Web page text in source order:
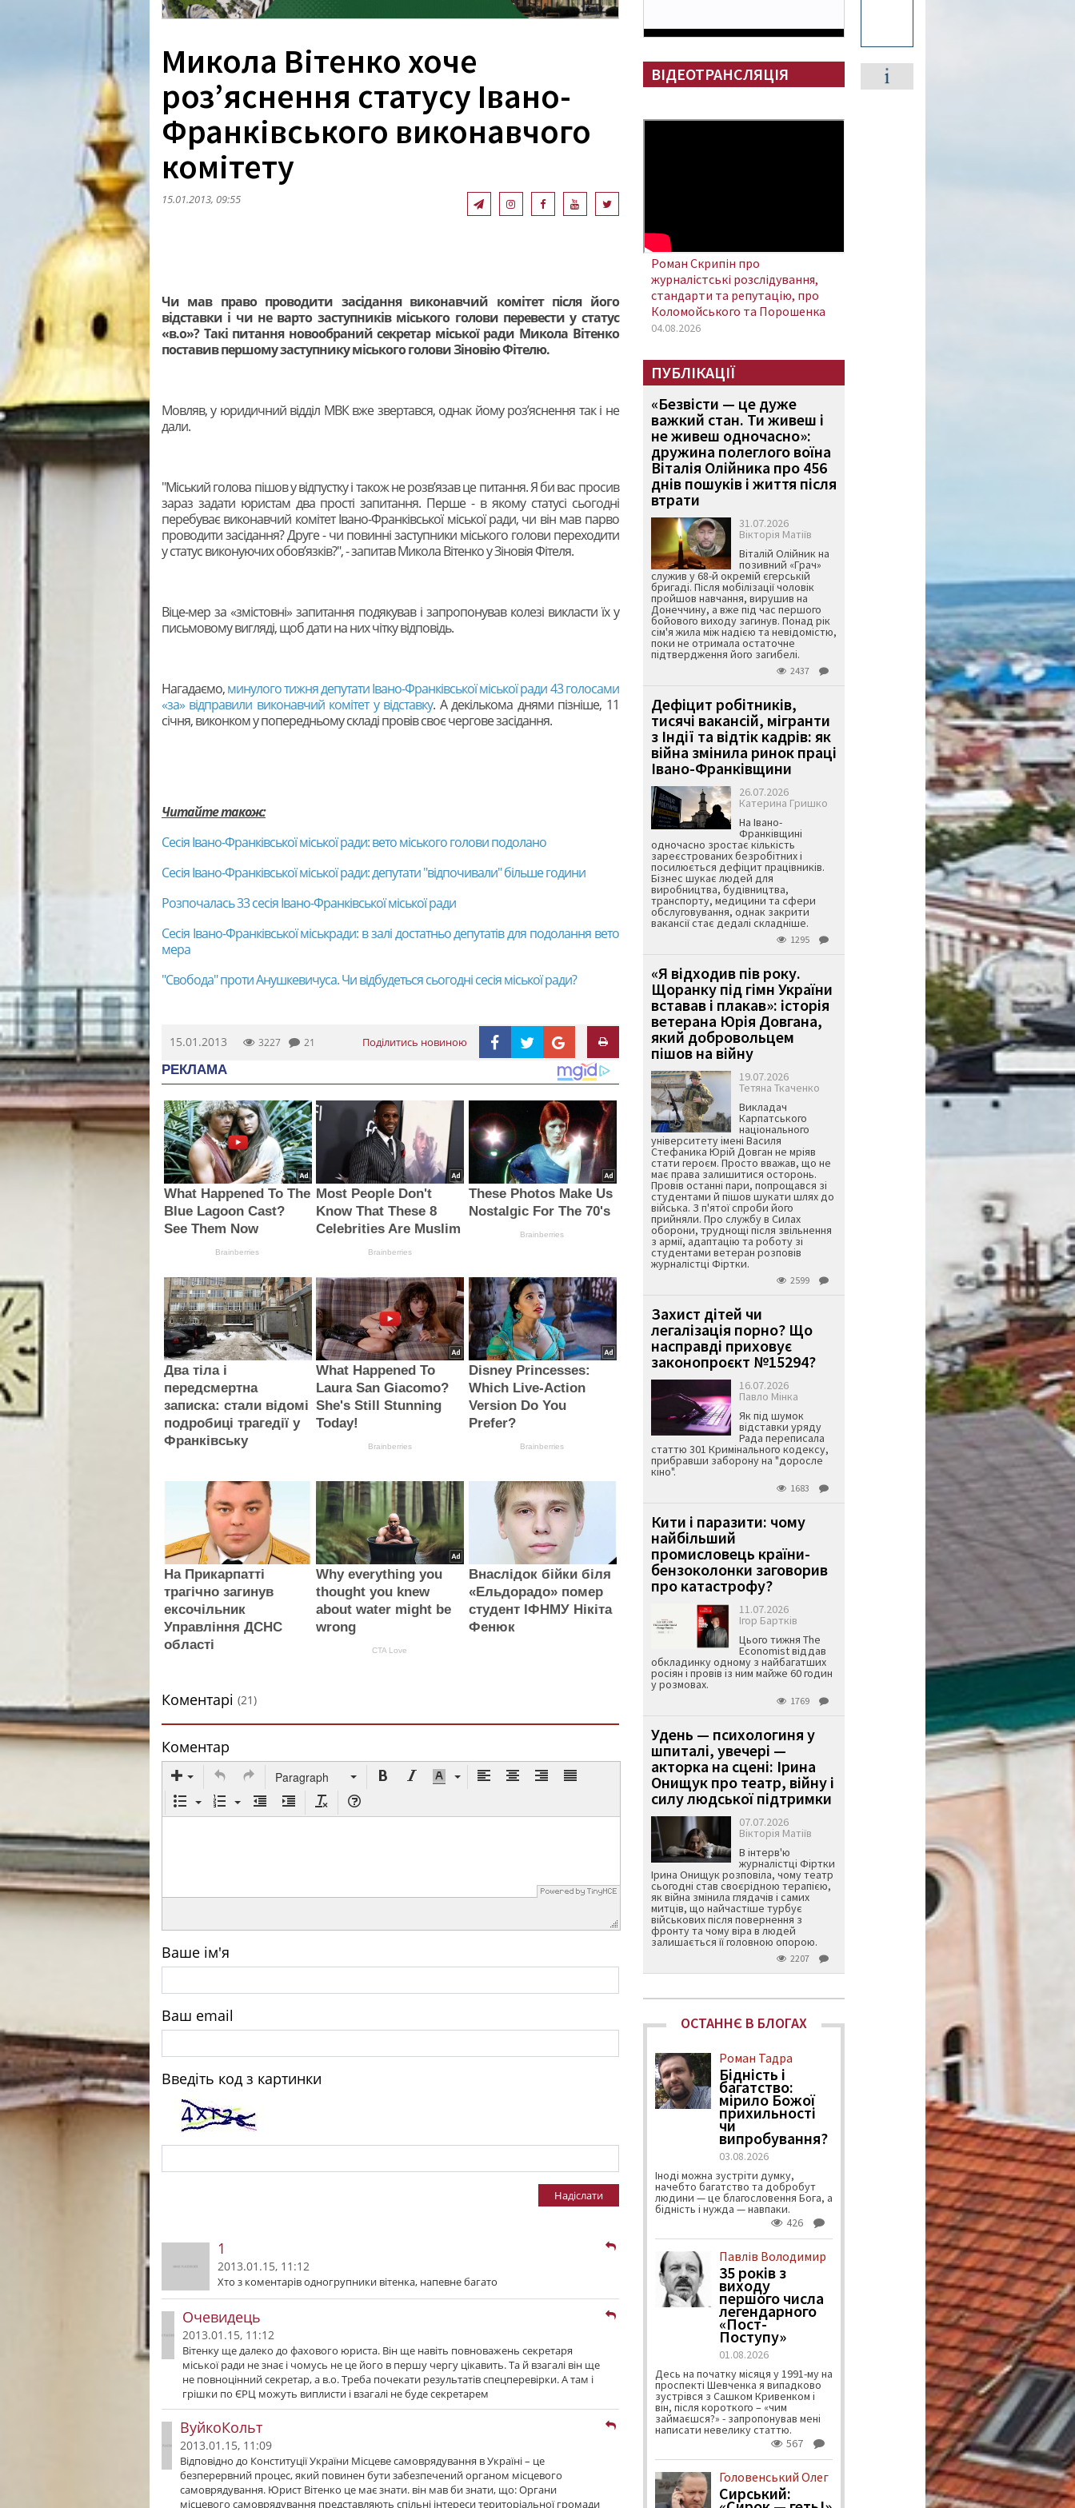
Микола Вітенко хоче
роз’яснення статусу Івано-
Франківського виконавчого
комітету
15.01.2013, 09:55
Чи мав право проводити засідання виконавчий комітет після його
відставки і чи не варто заступників міського голови перевести у статус
«в.о»? Такі питання новообраний секретар міської ради Микола Вітенко
поставив першому заступнику міського голови Зіновію Фітелю.
Мовляв, у юридичний відділ МВК вже звертався, однак йому роз’яснення так і не
дали.
"Міський голова пішов у відпустку і також не розв’язав це питання. Я би вас просив
зараз задати юристам два прості запитання. Перше - в якому статусі сьогодні
перебуває виконавчий комітет Івано-Франківської міської ради, чи він мав парво
проводити засідання? Друге - чи повинні заступники міського голови переходити
у статус виконуючих обов’язків?", - запитав Микола Вітенко у Зіновія Фітеля.
Віце-мер за «змістовні» запитання подякував і запропонував колезі викласти їх у
письмовому вигляді, щоб дати на них чітку відповідь.
Нагадаємо,минулого тижня депутати Івано-Франківської міської ради 43 голосами
«за» відправили виконавчий комітет у відставку. А декількома днями пізніше, 11
січня, виконком у попередньому складі провів своє чергове засідання.
Читайте також:
Сесія Івано-Франківської міської ради: вето міського голови подолано
Сесія Івано-Франківської міської ради: депутати "відпочивали" більше години
Розпочалась 33 сесія Івано-Франківської міської ради
Сесія Івано-Франківської міськради: в залі достатньо депутатів для подолання вето
мера
"Свобода" проти Анушкевичуса. Чи відбудеться сьогодні сесія міської ради?
15.01.2013 3227 21 Поділитись новиною
РЕКЛАМА
What Happened To The
Blue Lagoon Cast?
See Them Now
Brainberries
Most People Don't
Know That These 8
Celebrities Are Muslim
Brainberries
These Photos Make Us
Nostalgic For The 70's
Brainberries
Два тіла і
передсмертна
записка: стали відомі
подробиці трагедії у
Франківську
What Happened To
Laura San Giacomo?
She's Still Stunning
Today!
Brainberries
Disney Princesses:
Which Live-Action
Version Do You
Prefer?
Brainberries
На Прикарпатті
трагічно загинув
ексочільник
Управління ДСНС
області
Why everything you
thought you knew
about water might be
wrong
CTA Love
Внаслідок бійки біля
«Ельдорадо» помер
студент ІФНМУ Нікіта
Фенюк
Коментарі (21)
Коментар
Paragraph
Ваше ім'я
Ваш email
Введіть код з картинки
Надіслати
1
2013.01.15, 11:12
Хто з коментарів одногрупники вітенка, напевне багато
Очевидець
2013.01.15, 11:12
Вітенку ще далеко до фахового юриста. Він ще навіть повноважень секретаря
міської ради не знає і чомусь не це його в першу чергу цікавить. Та й взагалі він ще
не повноцінний секретар, а в.о. Треба почекати результатів спецперевірки. А там і
грішки по ЄРЦ можуть виплисти і взагалі не буде секретарем
ВуйкоКольт
2013.01.15, 11:09
Відповідно до Конституції України Місцеве самоврядування в Україні – це
безперервний процес, який повинен бути забезпечений органом місцевого
самоврядування. Юрист Вітенко це має знати. він мав би знати, що: Органи
місцевого самоврядування представляють спільні інтереси територіальної громади
ВІДЕОТРАНСЛЯЦІЯ
Роман Скрипін про
журналістські розслідування,
стандарти та репутацію, про
Коломойського та Порошенка
04.08.2026
ПУБЛІКАЦІЇ
«Безвісти — це дуже
важкий стан. Ти живеш і
не живеш одночасно»:
дружина полеглого воїна
Віталія Олійника про 456
днів пошуків і життя після
втрати
31.07.2026
Вікторія Матіїв
Віталій Олійник на
позивний «Грач»
служив у 68-й окремій єгерській
бригаді. Після мобілізації чоловік
пройшов навчання, вирушив на
Донеччину, а вже під час першого
бойового виходу загинув. Понад рік
сім'я жила між надією та невідомістю,
поки не отримала остаточне
підтвердження його загибелі.
2437
Дефіцит робітників,
тисячі вакансій, мігранти
з Індії та відтік кадрів: як
війна змінила ринок праці
Івано-Франківщини
26.07.2026
Катерина Гришко
На Івано-
Франківщині
одночасно зростає кількість
зареєстрованих безробітних і
посилюється дефіцит працівників.
Бізнес шукає людей для
виробництва, будівництва,
транспорту, медицини та сфери
обслуговування, однак закрити
вакансії стає дедалі складніше.
1295
«Я відходив пів року.
Щоранку під гімн України
вставав і плакав»: історія
ветерана Юрія Довгана,
який добровольцем
пішов на війну
19.07.2026
Тетяна Ткаченко
Викладач
Карпатського
національного
університету імені Василя
Стефаника Юрій Довган не мріяв
стати героєм. Просто вважав, що не
має права залишитися осторонь.
Провів останні пари, попрощався зі
студентами й пішов шукати шлях до
війська. З п'ятої спроби його
прийняли. Про службу в Силах
оборони, труднощі після звільнення
з армії, адаптацію та роботу зі
студентами ветеран розповів
журналістці Фіртки.
2599
Захист дітей чи
легалізація порно? Що
насправді приховує
законопроєкт №15294?
16.07.2026
Павло Мінка
Як під шумок
відставки уряду
Рада переписала
статтю 301 Кримінального кодексу,
прибравши заборону на "доросле
кіно".
1683
Кити і паразити: чому
найбільший
промисловець країни-
бензоколонки заговорив
про катастрофу?
11.07.2026
Ігор Бартків
Цього тижня The
Economist віддав
обкладинку одному з найбагатших
росіян і провів із ним майже 60 годин
у розмовах.
1769
Удень — психологиня у
шпиталі, увечері —
акторка на сцені: Ірина
Онищук про театр, війну і
силу людської підтримки
07.07.2026
Вікторія Матіїв
В інтерв'ю
журналістці Фіртки
Ірина Онищук розповіла, чому театр
сьогодні став своєрідною терапією,
як війна змінила глядачів і самих
митців, що найчастіше турбує
військових після повернення з
фронту та чому віра в людей
залишається її головною опорою.
2207
ОСТАННЄ В БЛОГАХ
Роман Тадра
Бідність і
багатство:
мірило Божої
прихильності
чи
випробування?
03.08.2026
Іноді можна зустріти думку,
начебто багатство та добробут
людини — це благословення Бога, а
бідність і нужда — навпаки.
426
Павлів Володимир
35 років з
виходу
першого числа
легендарного
«Пост-
Поступу»
01.08.2026
Десь на початку місяця у 1991-му на
проспекті Шевченка я випадково
зустрівся з Сашком Кривенком і
він, після короткого – «чим
займаєшся?» - запропонував мені
написати невелику статтю.
567
Головенський Олег
Сирський: